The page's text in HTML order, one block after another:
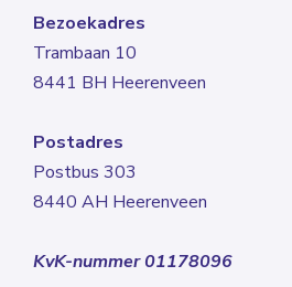
Bezoekadres
Trambaan 10
8441 BH Heerenveen
Postadres
Postbus 303
8440 AH Heerenveen
KvK-nummer 01178096